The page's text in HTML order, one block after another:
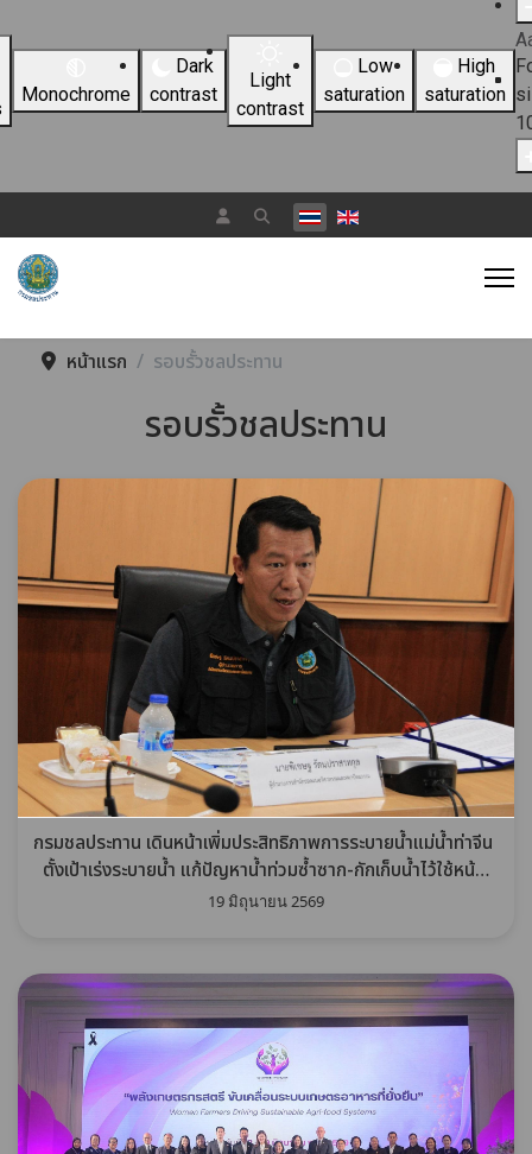
Monochrome
Dark
contrast
Light
contrast
Low
saturation
High
saturation
เลือกภาษาของคุณ
หน้าแรก รอบรั้วชลประทาน
รอบรั้วชลประทาน
กรมชลประทาน เดินหน้าเพิ่มประสิทธิภาพการระบายน้ำแม่น้ำท่าจีน
ตั้งเป้าเร่งระบายน้ำ แก้ปัญหาน้ำท่วมซ้ำซาก-กักเก็บน้ำไว้ใช้หน้า
แล้ง
19 มิถุนายน 2569